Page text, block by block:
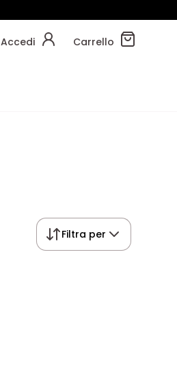
Accedi Carrello
Filtra per